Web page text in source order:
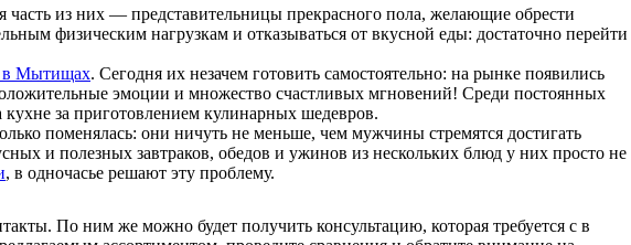
часть из них — представительницы прекрасного пола, желающие обрести
физическим нагрузкам и отказываться от вкусной еды: достаточно перейти
в Мытищах. Сегодня их незачем готовить самостоятельно: на рынке появились
эмоции и множество счастливых мгновений! Среди постоянных
за приготовлением кулинарных шедевров.
поменялась: они ничуть не меньше, чем мужчины стремятся достигать
и полезных завтраков, обедов и ужинов из нескольких блюд у них просто не
, в одночасье решают эту проблему.
По ним же можно будет получить консультацию, которая требуется с в